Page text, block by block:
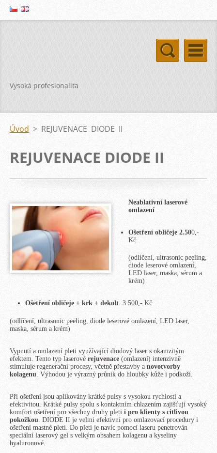
Vysoká profesionalita
Úvod > REJUVENACE DIODE II
REJUVENACE DIODE II
Neablativní laserové
omlazení
Ošetření obličeje 2.500,-
Kč
(odlíčení, ultrasonic peeling,
diode leserové omlazení,
LED laser, maska, sérum a
krém)
Ošetření obličeje + krk + dekolt 3.500,- Kč
(odlíčení, ultrasonic peeling, diode leserové omlazení, LED laser,
maska, sérum a krém)
Vypnutí a omlazení pleti využívající diodový laser s okamzitým
efektem. Tento typ laserové rejuvenace (omlazení) intenzivně
stimuluje regenerační procesy, včetně přestavby a novotvorby
kolagenu. Výhodou je výrazný průnik do hloubky kůže i podkoží.
Při ošetření jsou aplikovány krátké pulsy s vysokou rychlostí a
efektivitou. Krátké pulsy spolu s kontaktním chlazením zajišťují vysoký
komfort ošetření pro všechny druhy pleti i pro klienty s citlivou
pokožkou. DIODE II je velmi efektivní pro omlazovací procedury i
ošetření mastné pleti. Do pleti je navíc pomocí laseru penetrován
speciální laserový gel s velkým obsahem kolagenu a kyseliny
hyaluronové.